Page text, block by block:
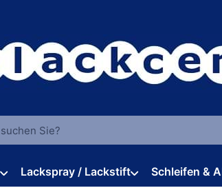
Suchbegriff ein. Während Sie tippen,
Lackspray / Lackstift Schleifen &